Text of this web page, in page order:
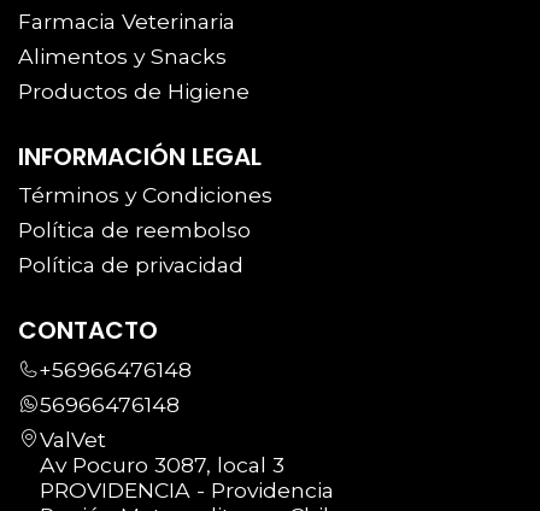
Farmacia Veterinaria
Alimentos y Snacks
Productos de Higiene
INFORMACIÓN LEGAL
Términos y Condiciones
Política de reembolso
Política de privacidad
CONTACTO
+56966476148
56966476148
ValVet
Av Pocuro 3087, local 3
PROVIDENCIA - Providencia